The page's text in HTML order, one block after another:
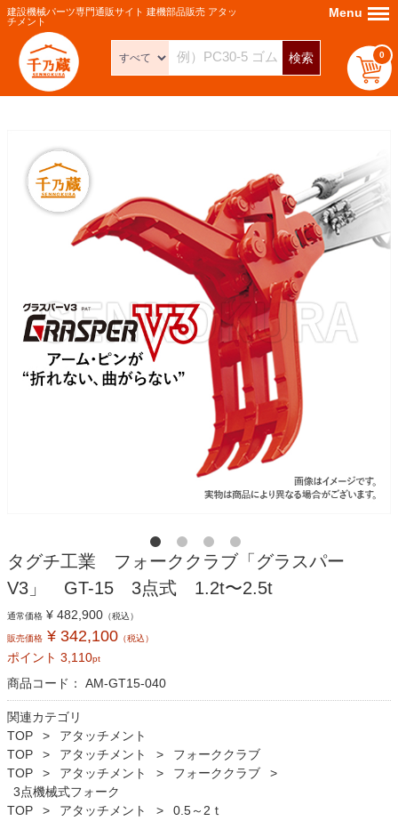
建設機械パーツ専門通販サイト 建機部品販売 アタッ
チメント
検索 0
Menu Menu
タグチ工業 フォーククラブ「グラスパー
V3」 GT-15 3点式 1.2t〜2.5t
通常価格 ¥ 482,900 （税込）
販売価格 ¥ 342,100 （税込）
ポイント 3,110pt
商品コード： AM-GT15-040
関連カテゴリ
TOP
アタッチメント
TOP
アタッチメント
フォーククラブ
TOP
アタッチメント
フォーククラブ
3点機械式フォーク
TOP
アタッチメント
0.5～2ｔ